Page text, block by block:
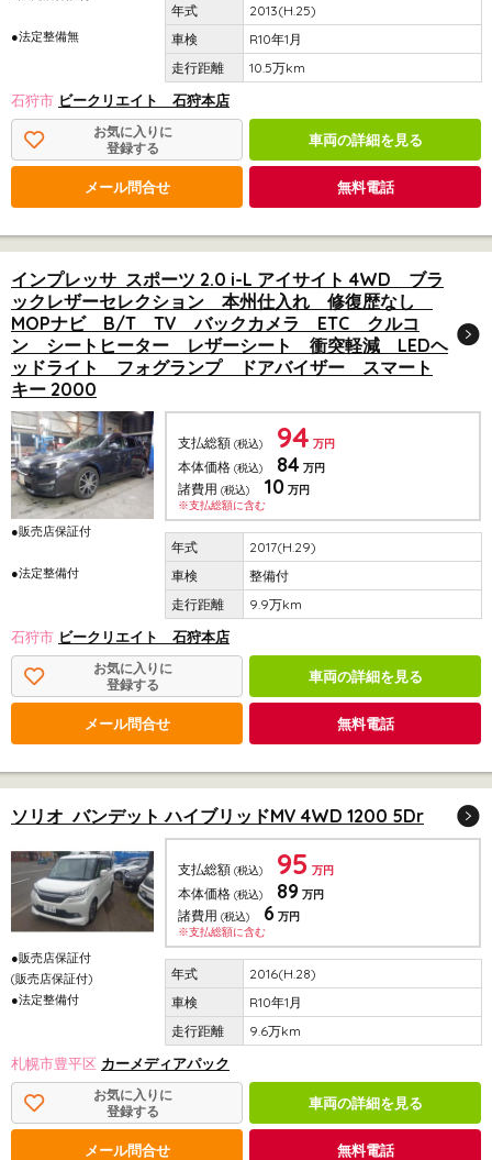
●法定整備無
2013(H.25)
R10年1月
10.5万km
石狩市 ビークリエイト 石狩本店
お気に入りに
登録する
車両の詳細を見る
メール問合せ 無料電話
インプレッサ スポーツ 2.0 i-L アイサイト 4WD ブラ
ックレザーセレクション 本州仕入れ 修復歴なし
MOPナビ B/T TV バックカメラ ETC クルコ
ン シートヒーター レザーシート 衝突軽減 LEDヘ
ッドライト フォグランプ ドアバイザー スマート
キー 2000
●販売店保証付
●法定整備付
支払総額 (税込) 94 万円
本体価格 (税込) 84 万円
諸費用 (税込) 10 万円
※支払総額に含む
2017(H.29)
整備付
9.9万km
石狩市 ビークリエイト 石狩本店
お気に入りに
登録する
車両の詳細を見る
メール問合せ 無料電話
ソリオ バンデット ハイブリッドMV 4WD 1200 5Dr
●販売店保証付
(販売店保証付)
●法定整備付
支払総額 (税込) 95 万円
本体価格 (税込) 89 万円
諸費用 (税込) 6 万円
※支払総額に含む
2016(H.28)
R10年1月
9.6万km
札幌市豊平区 カーメディアパック
お気に入りに
登録する
車両の詳細を見る
メール問合せ 無料電話